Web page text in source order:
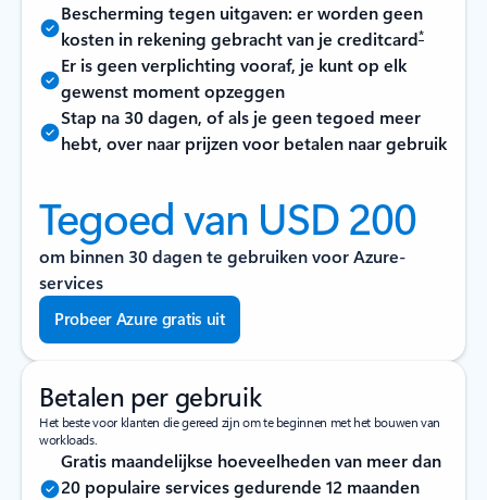
Bescherming tegen uitgaven: er worden geen
kosten in rekening gebracht van je creditcard*
Er is geen verplichting vooraf, je kunt op elk
gewenst moment opzeggen
Stap na 30 dagen, of als je geen tegoed meer
hebt, over naar prijzen voor betalen naar gebruik
Tegoed van USD 200
om binnen 30 dagen te gebruiken voor Azure-
services
Probeer Azure gratis uit
Betalen per gebruik
Het beste voor klanten die gereed zijn om te beginnen met het bouwen van
workloads.
Gratis maandelijkse hoeveelheden van meer dan
20 populaire services gedurende 12 maanden